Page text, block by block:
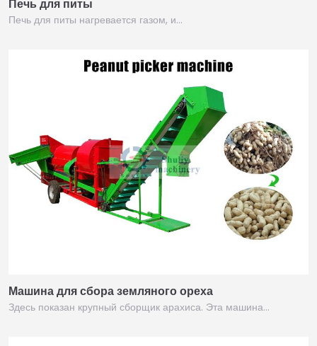
Печь для питы
Печь для питы нагревается газом, и…
Машина для сбора земляного ореха
Здесь показан крупный сборщик арахиса. Эта машина…